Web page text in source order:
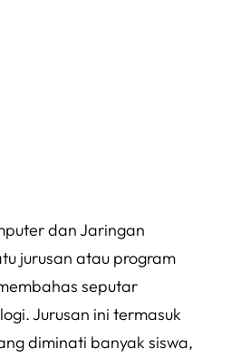
dan Jaringan
jurusan atau program
seputar
Jurusan ini termasuk
diminati banyak siswa,